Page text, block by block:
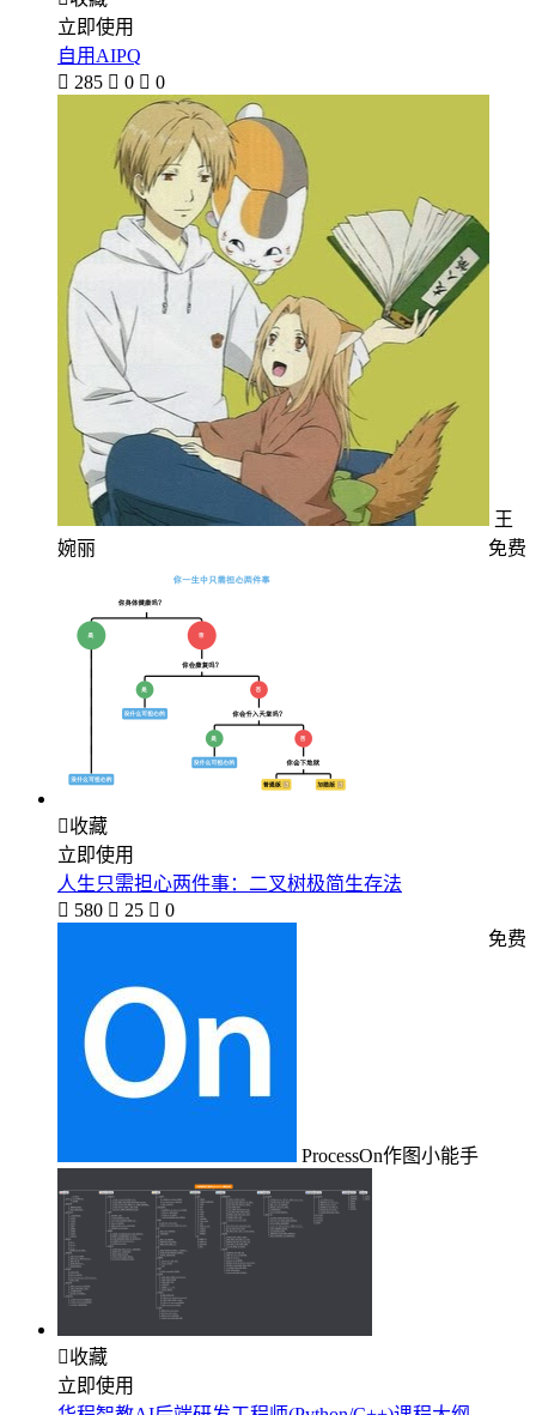
立即使用
自用AIPQ
 285  0  0
王
婉丽
免费
收藏
立即使用
人生只需担心两件事：二叉树极简生存法
 580  25  0
ProcessOn作图小能手
免费
收藏
立即使用